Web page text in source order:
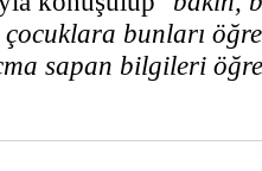
bunları
sapan bilgileri